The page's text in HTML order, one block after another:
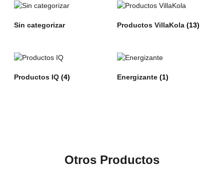
Sin categorizar Productos VillaKola (13)
Productos IQ (4) Energizante (1)
Otros Productos